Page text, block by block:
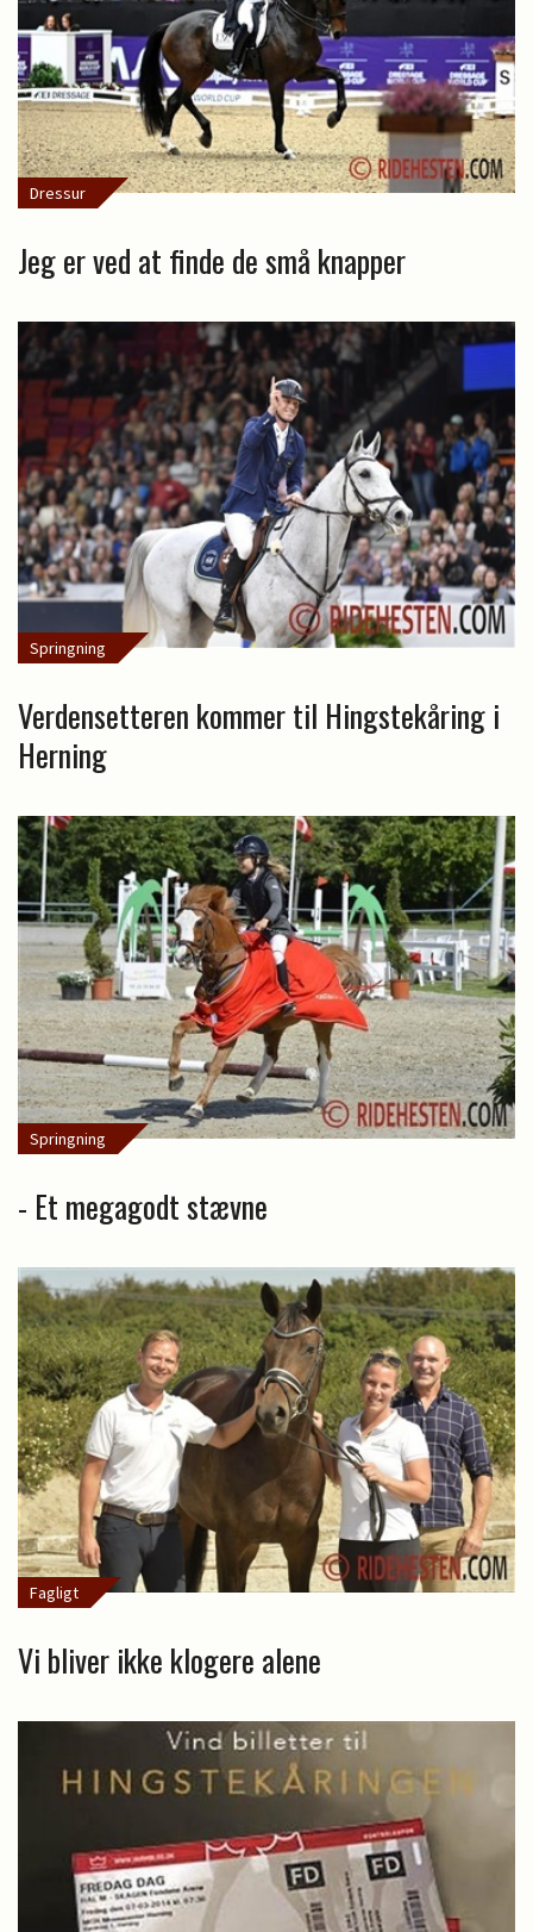
Dressur
Jeg er ved at finde de små knapper
Springning
Verdensetteren kommer til Hingstekåring i
Herning
Springning
- Et megagodt stævne
Fagligt
Vi bliver ikke klogere alene